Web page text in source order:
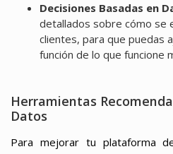
Decisiones Basadas en
detallados sobre cómo se
clientes, para que puedas
función de lo que funcione
Herramientas
Datos
Para mejorar tu plataforma